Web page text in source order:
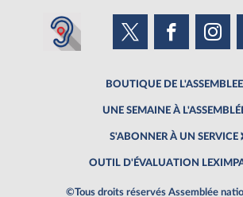
BOUTIQUE DE L'ASSEMBLEE
UNE SEMAINE À
S'ABONNER À UN SERVICE
OUTIL D'ÉVALUATION
©Tous droits réservés Assemblée